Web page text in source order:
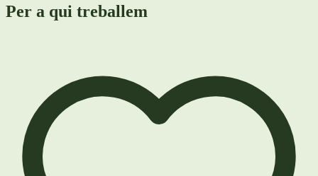
Per a qui treballem